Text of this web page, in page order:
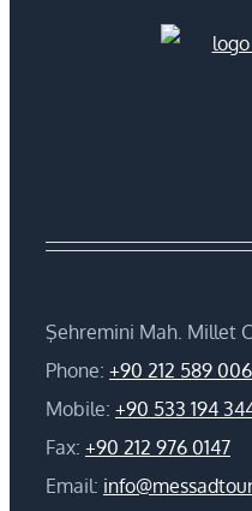
Şehremini Mah. Millet
Phone: +90 212 589
Mobile: +90 533 194
Fax: +90 212 976 0147
Email: